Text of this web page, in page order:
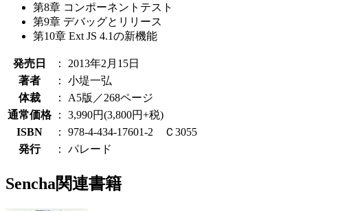
第8章 コンポーネントテスト
第9章 デバッグとリリース
第10章 Ext JS 4.1の新機能
発売日 ：
2013年2月15日
著者
：
小堤一弘
体裁
：
A5版／268ページ
通常価格
：
3,990円(3,800円+税)
ISBN
：
978-4-434-17601-2 Ｃ3055
発行
： パレード
Sencha関連書籍